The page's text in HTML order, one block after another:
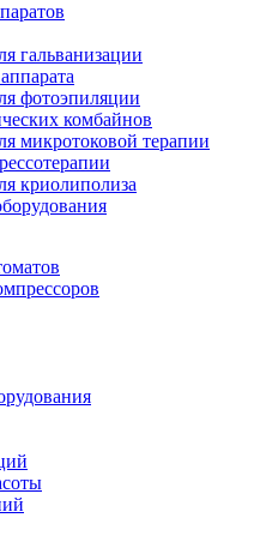
гальванизации
фотоэпиляции
комбайнов
микротоковой терапии
криолиполиза